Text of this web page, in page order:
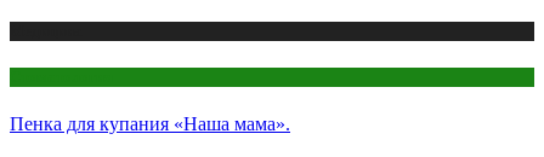
Пенка для купания «Наша мама».